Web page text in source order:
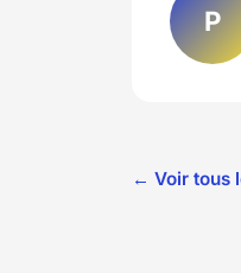
P
← Voir tous